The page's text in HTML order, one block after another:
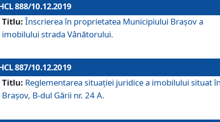
888/10.12.2019
Titlu: Înscrierea în proprietatea Municipiului Braşov a
imobilului strada Vânătorului.
887/10.12.2019
Titlu: Reglementarea situației juridice a imobilului situat
Brașov, B-dul Gării nr. 24 A.